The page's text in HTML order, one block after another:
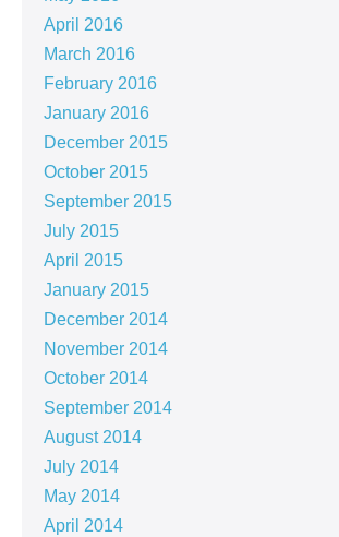
April 2016
March 2016
February 2016
January 2016
December 2015
October 2015
September 2015
July 2015
April 2015
January 2015
December 2014
November 2014
October 2014
September 2014
August 2014
July 2014
May 2014
April 2014